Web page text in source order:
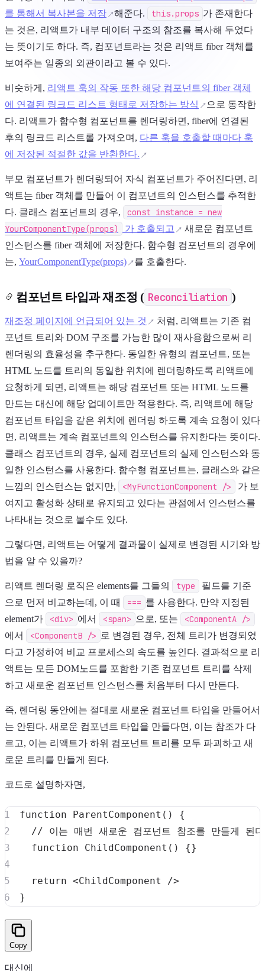
를 통해서 복사본을 저장 해준다. this.props 가 존재한다
는 것은, 리액트가 내부 데이터 구조의 참조를 복사해 두었다
는 뜻이기도 하다. 즉, 컴포넌트라는 것은 리액트 fiber 객체를
보여주는 일종의 외관이라고 볼 수 있다.
비슷하게, 리액트 훅의 작동 또한 해당 컴포넌트의 fiber 객체
에 연결된 링크드 리스트 형태로 저장하는 방식
으로 동작한
다. 리액트가 함수형 컴포넌트를 렌더링하면, fiber에 연결된
후의 링크드 리스트롤 가져오며, 다른 훅을 호출할 때마다 훅
에 저장된 적절한 값을 반환한다.
부모 컴포넌트가 렌더링되어 자식 컴포넌트가 주어진다면, 리
액트는 fiber 객체를 만들어 이 컴포넌트의 인스턴스를 추적한
다. 클래스 컴포넌트의 경우,
const instance = new
YourComponentType(props)
가 호출되고
새로운 컴포넌트
인스턴스를 fiber 객체에 저장한다. 함수형 컴포넌트의 경우에
는, YourComponentType(props) 를 호출한다.
컴포넌트 타입과 재조정 ( Reconciliation )
재조정 페이지에 언급되어 있는 것
처럼, 리액트는 기존 컴
포넌트 트리와 DOM 구조를 가능한 많이 재사용함으로써 리
렌더링의 효율성을 추구한다. 동일한 유형의 컴포넌트, 또는
HTML 노드를 트리의 동일한 위치에 렌더링하도록 리액트에
요청하게 되면, 리액트는 해당 컴포넌트 또는 HTML 노드를
만드는 대신에 해당 업데이트만 적용한다. 즉, 리액트에 해당
컴포넌트 타입을 같은 위치에 렌더링 하도록 계속 요청이 있다
면, 리액트는 계속 컴포넌트의 인스턴스를 유지한다는 뜻이다.
클래스 컴포넌트의 경우, 실제 컴포넌트의 실제 인스턴스와 동
일한 인스턴스를 사용한다. 함수형 컴포넌트는, 클래스와 같은
느낌의 인스턴스는 없지만,
<MyFunctionComponent />
가 보
여지고 활성화 상태로 유지되고 있다는 관점에서 인스턴스를
나타내는 것으로 볼수도 있다.
그렇다면, 리액트는 어떻게 결과물이 실제로 변경된 시기와 방
법을 알 수 있을까?
리액트 렌더링 로직은 elements를 그들의 type
필드를 기준
으로 먼저 비교하는데, 이 때
=== 를 사용한다. 만약 지정된
element가
<div> 에서 <span> 으로, 또는 <ComponentA />
에서 <ComponentB />
로 변경된 경우, 전체 트리가 변경되었
다고 가정하여 비교 프로세스의 속도를 높인다. 결과적으로 리
액트는 모든 DOM노드를 포함한 기존 컴포넌트 트리를 삭제
하고 새로운 컴포넌트 인스턴스를 처음부터 다시 만든다.
즉, 렌더링 동안에는 절대로 새로운 컴포넌트 타입을 만들어서
는 안된다. 새로운 컴포넌트 타입을 만들다면, 이는 참조가 다
르고, 이는 리액트가 하위 컴포넌트 트리를 모두 파괴하고 새
로운 트리를 만들게 된다.
코드로 설명하자면,
function ParentComponent ( )
{
// 이는 매번 새로운 컴포넌트 참조를 만들게 된
function
ChildComponent ( ) {}
return <ChildComponent
/>
}
Copy
대신에